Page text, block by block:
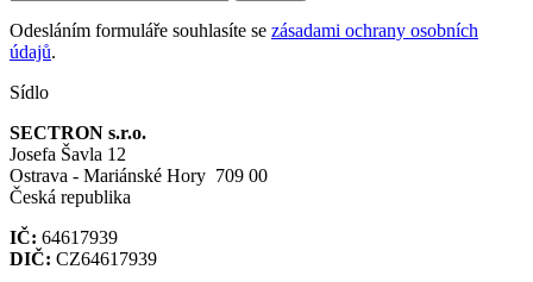
Odesláním formuláře souhlasíte se zásadami ochrany osobních
údajů.
Sídlo
SECTRON s.r.o.
Josefa Šavla 12
Ostrava - Mariánské Hory 709 00
Česká republika
IČ: 64617939
DIČ: CZ64617939